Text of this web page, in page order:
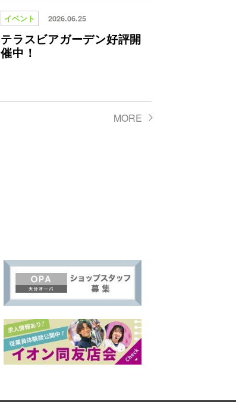
イベント 2026.06.25
テラスビアガーデン好評開
催中！
MORE